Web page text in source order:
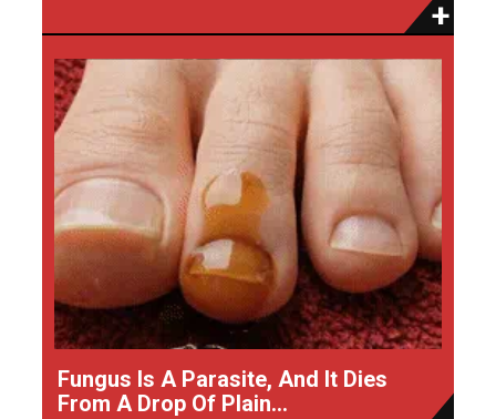
Fungus Is A Parasite, And It Dies
From A Drop Of Plain...